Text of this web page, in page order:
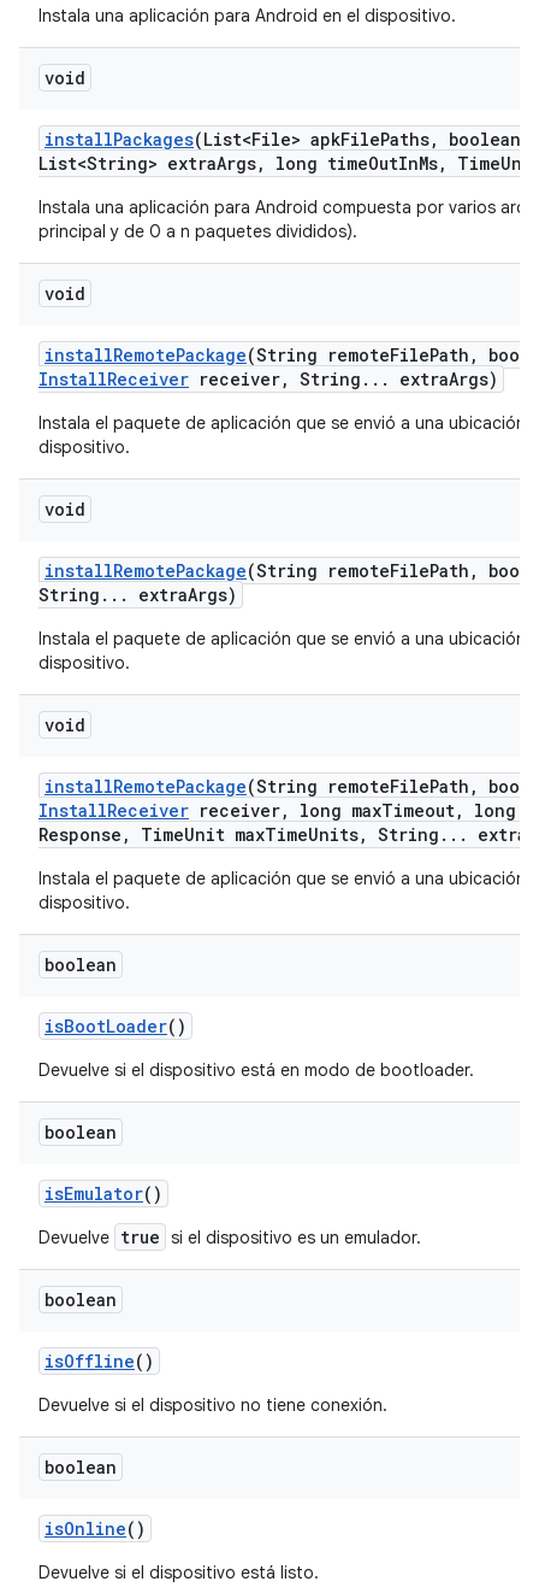
Instala una aplicación para Android en el dispositivo.
void
installPackages(List<File> apkFilePaths,
boolean
List<String> extraArgs, long timeOutInMs, Time
Instala una aplicación para Android compuesta por varios
principal y de 0 a n paquetes divididos).
void
installRemotePackage(String remoteFilePath ,
InstallReceiver receiver, String . . . extraArgs)
Instala el paquete de aplicación que se envió a una ubicación
dispositivo.
void
installRemotePackage(String remoteFilePath ,
String . . . extraArgs)
Instala el paquete de aplicación que se envió a una ubicación
dispositivo.
void
installRemotePackage(String remoteFilePath ,
InstallReceiver receiver, long maxTimeout,
long
Response , TimeUnit maxTimeUnits, String . . . extra
Instala el paquete de aplicación que se envió a una ubicación
dispositivo.
boolean
isBootLoader()
Devuelve si el dispositivo está en modo de bootloader.
boolean
isEmulator()
Devuelve true si el dispositivo es un emulador.
boolean
isOffline()
Devuelve si el dispositivo no tiene conexión.
boolean
isOnline()
Devuelve si el dispositivo está listo.